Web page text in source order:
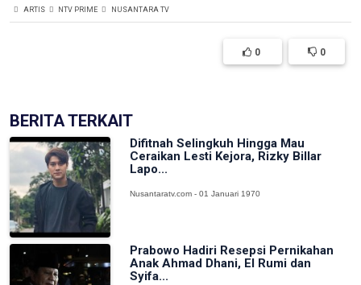
ARTIS NTV PRIME NUSANTARA TV
0 0
BERITA TERKAIT
Difitnah Selingkuh Hingga Mau
Ceraikan Lesti Kejora, Rizky Billar
Lapo...
Nusantaratv.com - 01 Januari 1970
Prabowo Hadiri Resepsi Pernikahan
Anak Ahmad Dhani, El Rumi dan
Syifa...